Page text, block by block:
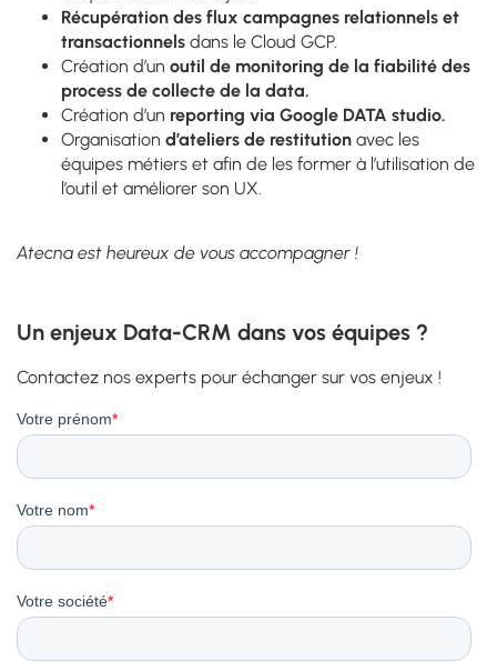
Récupération des flux campagnes relationnels et
transactionnels dans le Cloud GCP.
Création d’un outil de monitoring de la fiabilité des
process de collecte de la data.
Création d’un reporting via Google DATA studio.
Organisation d’ateliers de restitution avec les
équipes métiers et afin de les former à l’utilisation de
l’outil et améliorer son UX.
Atecna est heureux de vous accompagner !
Un enjeux Data-CRM dans vos équipes ?
Contactez nos experts pour échanger sur vos enjeux !